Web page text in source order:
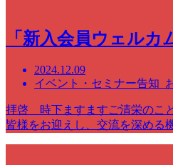
「新入会員ウェルカ
2024.12.09
イベント・セミナー告知
拝啓 時下ますますご清栄のこ
皆様をお迎えし、交流を深め